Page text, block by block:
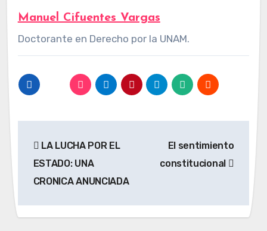
Manuel Cifuentes Vargas
Doctorante en Derecho por la UNAM.
de
entradas
LA LUCHA POR EL
ESTADO: UNA
CRONICA ANUNCIADA
El sentimiento
constitucional